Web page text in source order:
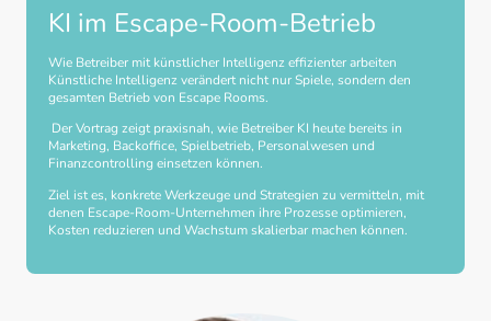
KI im Escape-Room-Betrieb
Wie Betreiber mit künstlicher Intelligenz effizienter arbeiten
Künstliche Intelligenz verändert nicht nur Spiele, sondern den
gesamten Betrieb von Escape Rooms.
Der Vortrag zeigt praxisnah, wie Betreiber KI heute bereits in
Marketing, Backoffice, Spielbetrieb, Personalwesen und
Finanzcontrolling einsetzen können.
Ziel ist es, konkrete Werkzeuge und Strategien zu vermitteln, mit
denen Escape-Room-Unternehmen ihre Prozesse optimieren,
Kosten reduzieren und Wachstum skalierbar machen können.